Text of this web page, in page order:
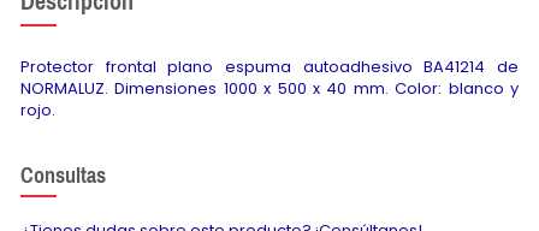
Protector frontal plano espuma autoadhesivo BA41214 de
NORMALUZ. Dimensiones 1000 x 500 x 40 mm. Color: blanco y
rojo.
Consultas